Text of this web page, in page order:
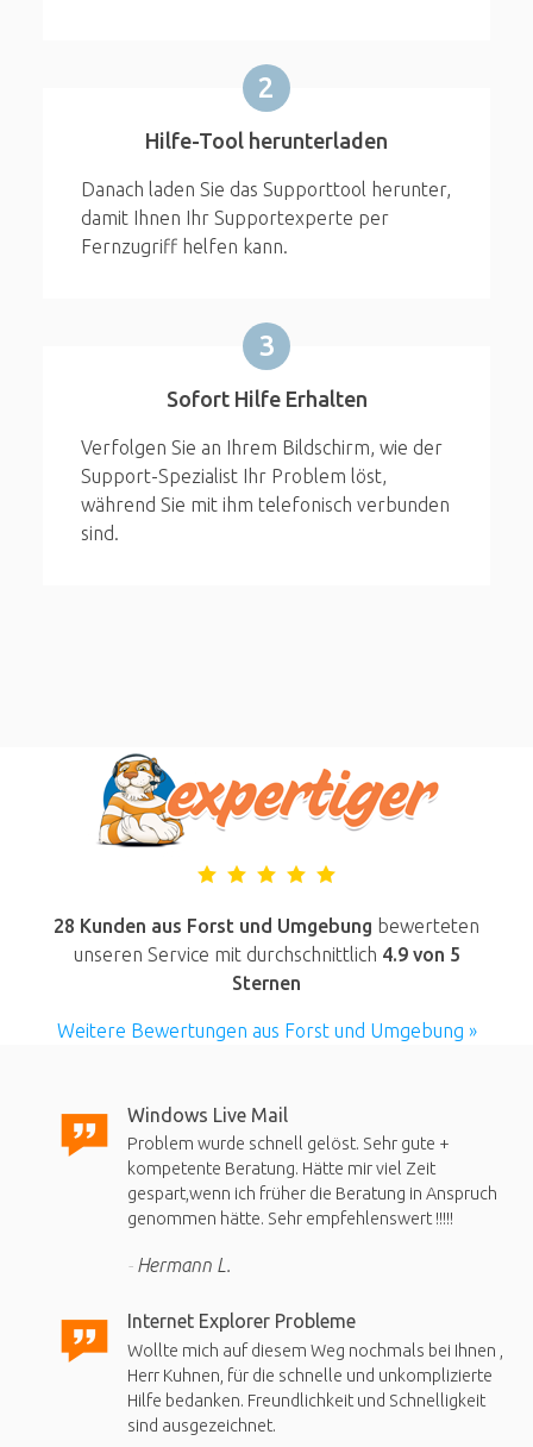
2
Hilfe-Tool herunterladen
Danach laden Sie das Supporttool herunter,
damit Ihnen Ihr Supportexperte per
Fernzugriff helfen kann.
3
Sofort Hilfe Erhalten
Verfolgen Sie an Ihrem Bildschirm, wie der
Support-Spezialist Ihr Problem löst,
während Sie mit ihm telefonisch verbunden
sind.
28 Kunden aus Forst und Umgebung bewerteten
unseren Service mit durchschnittlich 4.9von 5
Sternen
Weitere Bewertungen aus Forst und Umgebung »
Windows Live Mail
Problem wurde schnell gelöst. Sehr gute +
kompetente Beratung. Hätte mir viel Zeit
gespart,wenn ich früher die Beratung in Anspruch
genommen hätte. Sehr empfehlenswert !!!!!
Hermann L.
Internet Explorer Probleme
Wollte mich auf diesem Weg nochmals bei Ihnen ,
Herr Kuhnen, für die schnelle und unkomplizierte
Hilfe bedanken. Freundlichkeit und Schnelligkeit
sind ausgezeichnet.